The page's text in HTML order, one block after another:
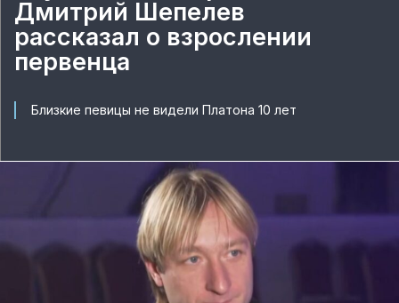
Дмитрий Шепелев
рассказал о взрослении
первенца
Близкие певицы не видели Платона 10 лет